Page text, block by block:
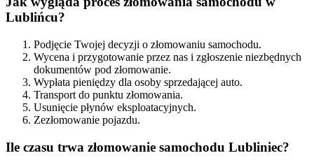
Lublińcu?
Podjęcie Twojej decyzji o złomowaniu samochodu.
Wycena i przygotowanie przez nas i zgłoszenie niezbędnych
dokumentów pod złomowanie.
Wypłata pieniędzy dla osoby sprzedającej auto.
Transport do punktu złomowania.
Usunięcie płynów eksploatacyjnych.
Zezłomowanie pojazdu.
Ile czasu trwa złomowanie samochodu Lubliniec?